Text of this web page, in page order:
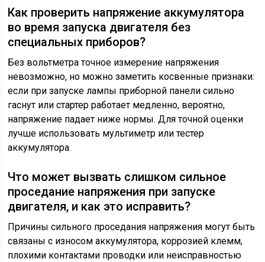
Как проверить напряжение аккумулятора
во время запуска двигателя без
специальных приборов?
Без вольтметра точное измерение напряжения
невозможно, но можно заметить косвенные признаки:
если при запуске лампы приборной панели сильно
гаснут или стартер работает медленно, вероятно,
напряжение падает ниже нормы. Для точной оценки
лучше использовать мультиметр или тестер
аккумулятора.
Что может вызвать слишком сильное
проседание напряжения при запуске
двигателя, и как это исправить?
Причины сильного проседания напряжения могут быть
связаны с износом аккумулятора, коррозией клемм,
плохими контактами проводки или неисправностью